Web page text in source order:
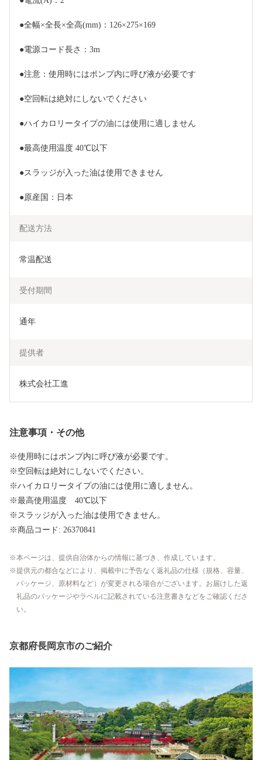
●全幅×全長×全高(mm)：126×275×169
●電源コード長さ：3m
●注意：使用時にはポンプ内に呼び液が必要です
●空回転は絶対にしないでください
●ハイカロリータイプの油には使用に適しません
●最高使用温度 40℃以下
●スラッジが入った油は使用できません
●原産国：日本
配送方法
常温配送
受付期間
通年
提供者
株式会社工進
注意事項・その他
※使用時にはポンプ内に呼び液が必要です。
※空回転は絶対にしないでください。
※ハイカロリータイプの油には使用に適しません。
※最高使用温度 40℃以下
※スラッジが入った油は使用できません。
※商品コード: 26370841
本ページは、提供自治体からの情報に基づき、作成しています。
提供元の都合などにより、掲載中に予告なく返礼品の仕様（規格、容量、
パッケージ、原材料など）が変更される場合がございます。お届けした返
礼品のパッケージやラベルに記載されている注意書きなどをご確認くださ
い。
京都府長岡京市のご紹介